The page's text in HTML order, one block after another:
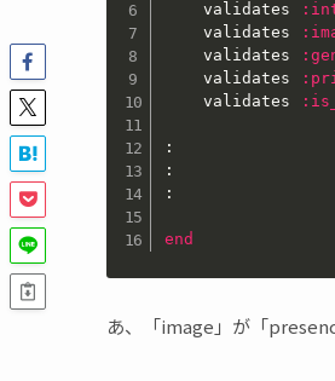
	validates
	validates
	validates
	validates
	validates
:
:
:
end
あ、「image」が「